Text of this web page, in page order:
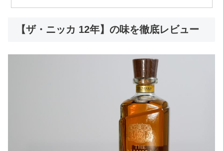
【ザ・ニッカ 12年】の味を徹底レビュー